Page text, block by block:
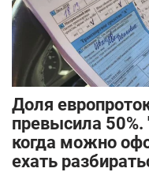
Доля
превысила
когда можно
ехать